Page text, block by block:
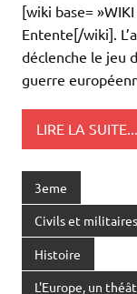
[wiki base=
Entente[/wiki].
déclenche le jeu
guerre
LIRE LA SUITE...
3eme
Civils et
Histoire
L'Europe, un